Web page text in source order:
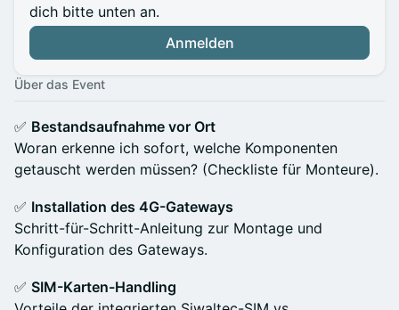
dich bitte unten an.
Anmelden
Über das Event
✅ Bestandsaufnahme vor Ort
Woran erkenne ich sofort, welche Komponenten
getauscht werden müssen? (Checkliste für Monteure).
✅ Installation des 4G-Gateways
Schritt-für-Schritt-Anleitung zur Montage und
Konfiguration des Gateways.
✅ SIM-Karten-Handling